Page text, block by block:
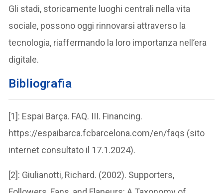
Gli stadi, storicamente luoghi centrali nella vita
sociale, possono oggi rinnovarsi attraverso la
tecnologia, riaffermando la loro importanza nell’era
digitale.
Bibliografia
[1]: Espai Barça. FAQ. III. Financing.
https://espaibarca.fcbarcelona.com/en/faqs (sito
internet consultato il 17.1.2024).
[2]: Giulianotti, Richard. (2002). Supporters,